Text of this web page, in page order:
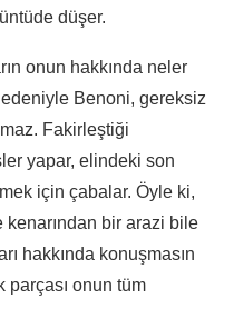
düşer.
onun hakkında neler
Benoni, gereksiz
Fakirleştiği
yapar, elindeki son
için çabalar. Öyle ki,
kenarından bir arazi bile
hakkında konuşmasın
parçası onun tüm